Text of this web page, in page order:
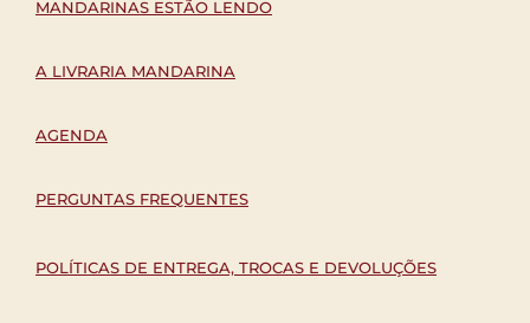
MANDARINAS ESTÃO LENDO
A LIVRARIA MANDARINA
AGENDA
PERGUNTAS FREQUENTES
POLÍTICAS DE ENTREGA, TROCAS E DEVOLUÇÕES